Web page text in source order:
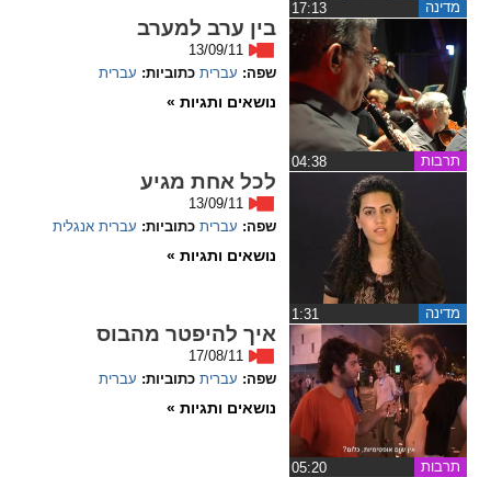
מדינה
תרבות
בין ערב למערב
13/09/11
שפה: עברית כתוביות: עברית
נושאים ותגיות »
מדינה
לכל אחת מגיע
13/09/11
שפה: עברית כתוביות: עברית אנגלית
נושאים ותגיות »
תרבות
איך להיפטר מהבוס
17/08/11
שפה: עברית כתוביות: עברית
נושאים ותגיות »